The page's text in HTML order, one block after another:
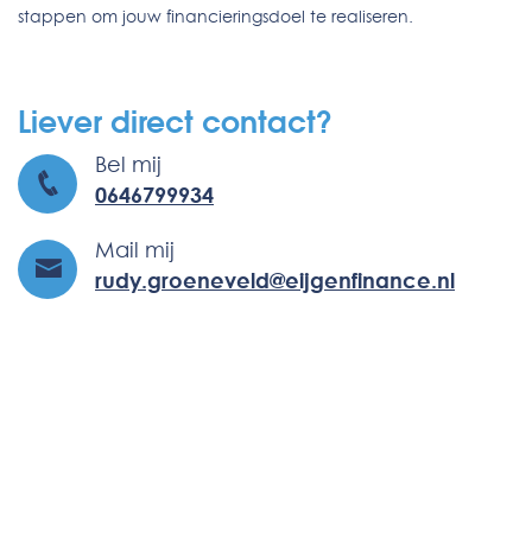
stappen om jouw financieringsdoel te realiseren.
Liever direct contact?
Bel mij
0646799934
Mail mij
rudy.groeneveld@eijgenfinance.nl